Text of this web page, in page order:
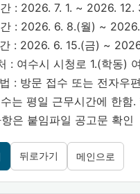
: 2026. 7. 1. ~ 2026. 12.
: 2026. 6. 8.(월) ~
: 2026. 6. 15.(금) ~
: 여수시 시청로 1.(학동)
: 방문 접수 또는 전자우편
는 평일 근무시간에 한함
은 붙임파일 공고문 확인
뒤로가기 메인으로